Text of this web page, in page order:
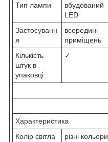
Тип лампи
вбудований
LED
Застосуванн
я
всередині
приміщень
Кількість
штук в
упаковці
✓
Характеристика
Колір світла
різні кольори